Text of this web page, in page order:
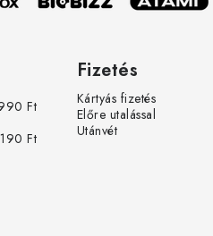
Ft
Ft
Fizetés
Kártyás fizetés
Előre utalással
Utánvét